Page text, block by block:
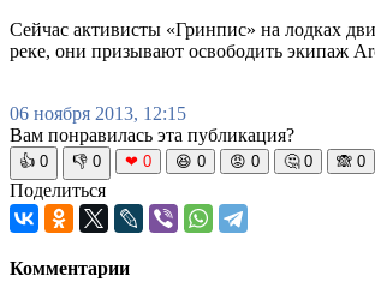
Сейчас активисты «Гринпис» на лодках
реке, они призывают освободить экипаж
06 ноября 2013, 12:15
Вам понравилась эта публикация?
👍 0 👎 0 ❤ 0 😆 0 😡 0 🤔 0 🙈 0
Поделиться
Комментарии